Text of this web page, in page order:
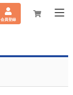
会員登録